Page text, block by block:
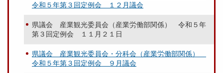
令和５年第３回定例会 １２月議会
県議会 産業観光委員会（産業労働部関係） 令和５年
第３回定例会 １１月２１日
県議会 産業観光委員会・分科会（産業労働部関係）
令和５年第３回定例会 ９月議会